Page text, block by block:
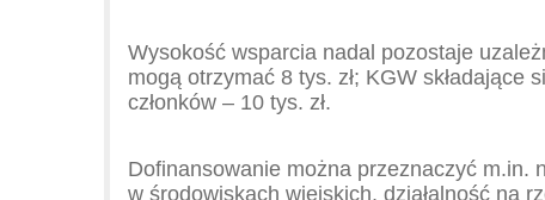
Wysokość wsparcia nadal pozostaje
mogą otrzymać 8 tys. zł; KGW składające
członków – 10 tys. zł.
Dofinansowanie można przeznaczyć m.in.
w środowiskach wiejskich, działalność na